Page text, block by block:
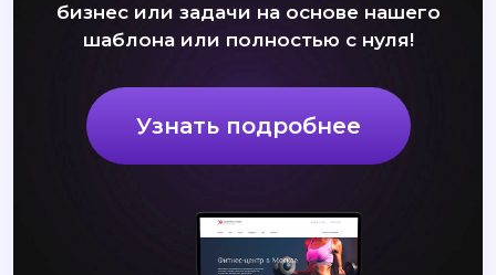
бизнес или задачи на основе нашего
шаблона или полностью с нуля!
Узнать подробнее